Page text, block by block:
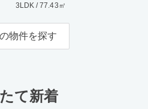
3LDK / 77.43㎡
物件を探す
て新着